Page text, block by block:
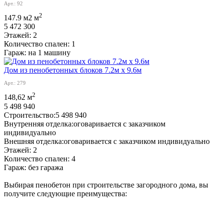
Арт.: 92
147.9 м2 м2
5 472 300
Этажей: 2
Количество спален: 1
Гараж: на 1 машину
Дом из пенобетонных блоков 7.2м х 9.6м
Арт.: 279
148,62 м2
5 498 940
Строительство:5 498 940
Внутренняя отделка:оговаривается с заказчиком
индивидуально
Внешняя отделка:оговаривается с заказчиком индивидуально
Этажей: 2
Количество спален: 4
Гараж: без гаража
Выбирая пенобетон при строительстве загородного дома, вы
получите следующие преимущества: